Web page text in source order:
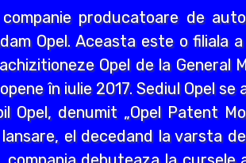
producatoare de
Opel. Aceasta este o filiala
Opel de la
în iulie 2017. Sediul Opel
Opel, denumit „Opel Patent
el decedand la varsta